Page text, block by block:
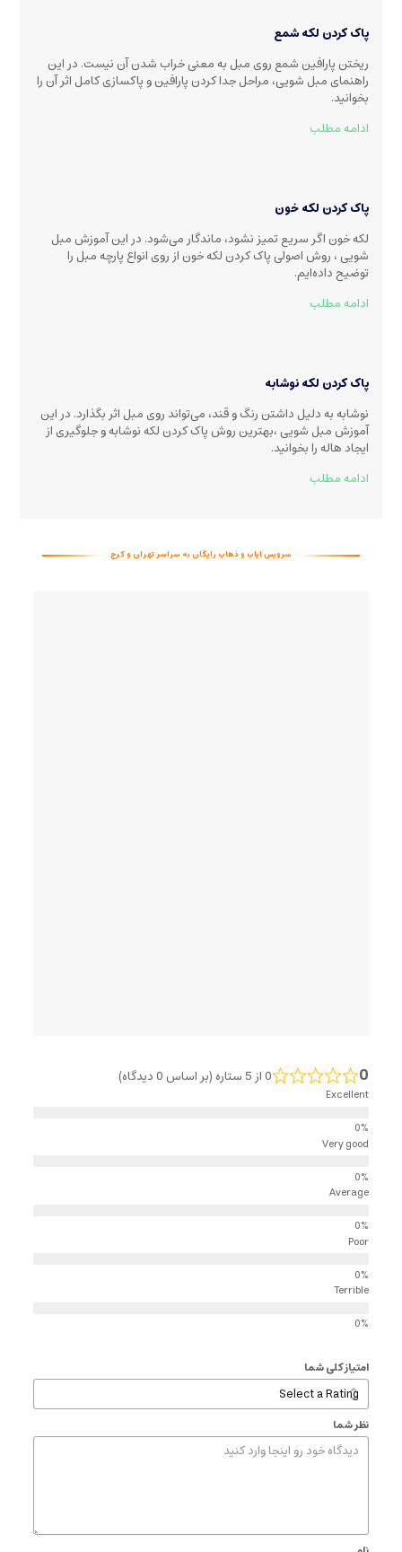
پاک کردن لکه شمع
ریختن پارافین شمع روی مبل به معنی خراب شدن آن نیست. در این
راهنمای مبل شویی، مراحل جدا کردن پارافین و پاکسازی کامل اثر آن را
بخوانید.
ادامه مطلب
پاک کردن لکه خون
لکه خون اگر سریع تمیز نشود، ماندگار می‌شود. در این آموزش مبل
شویی ، روش اصولی پاک کردن لکه خون از روی انواع پارچه مبل را
توضیح داده‌ایم.
ادامه مطلب
پاک کردن لکه نوشابه
نوشابه به دلیل داشتن رنگ و قند، می‌تواند روی مبل اثر بگذارد. در این
آموزش مبل شویی ،بهترین روش پاک کردن لکه نوشابه و جلوگیری از
ایجاد هاله را بخوانید.
ادامه مطلب
سرویس ایاب و ذهاب رایگان به سراسر تهران و کرج
0 0 از 5 ستاره (بر اساس 0 دیدگاه)
Excellent
Very good
Average
Poor
Terrible
امتیاز کلی شما
نظر شما